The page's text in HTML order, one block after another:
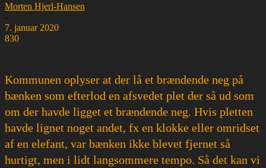
Morten Hjerl-Hansen
-
7. januar 2020
830
Kommunen oplyser at der lå et brændende neg på
bænken som efterlod en afsvedet plet der så ud som
om der havde ligget et brændende neg. Hvis pletten
havde lignet noget andet, fx en klokke eller omridset
af en elefant, var bænken ikke blevet fjernet så
hurtigt, men i lidt langsommere tempo. Så det kan vi